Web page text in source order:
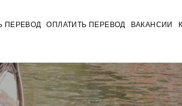
ПЕРЕВОД ОПЛАТИТЬ ПЕРЕВОД ВАКАНСИИ